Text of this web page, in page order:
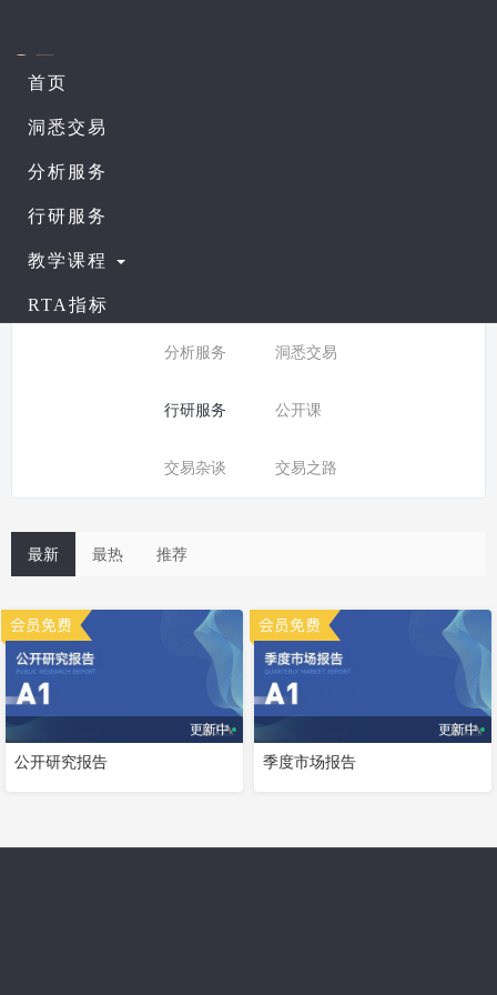
首页
洞悉交易
分析服务
行研服务
教学课程
RTA指标
课程列表
所有分类：
分析服务 洞悉交易
行研服务 公开课
交易杂谈 交易之路
最新 最热 推荐
更新中
公开研究报告
更新中
季度市场报告